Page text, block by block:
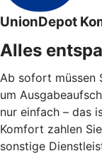
UnionDepot
Alles
Ab sofort müssen
um
nur einfach – das
Komfort zahlen
sonstige